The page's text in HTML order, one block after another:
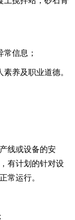
信息；
养及职业道德。
线或设备的安
有计划的针对设
常运行。